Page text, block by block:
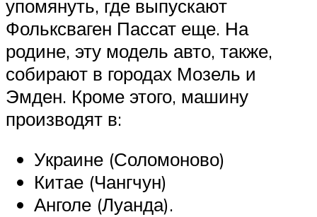
упомянуть, где выпускают
Фольксваген Пассат еще. На
родине, эту модель авто, также,
собирают в городах Мозель и
Эмден. Кроме этого, машину
производят в:
Украине (Соломоново)
Китае (Чангчун)
Анголе (Луанда).